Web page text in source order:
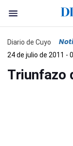
Diario de Cuyo
24 de julio de 2011 -
Triunfazo